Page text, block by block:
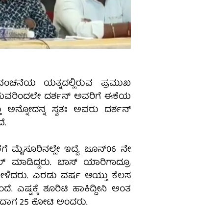
ಯತ್ನದಲ್ಲಿರುವ ಪ್ರಮುಖ
ದರ್ಶನ್ ಅವರಿಗೆ ಈಕೆಯ
ಸ್ವತಃ ಅವರು ದರ್ಶನ್
ಇದ್ದೆ. ಜೂನ್‌06 ನೇ
ಬಾಸ್ ಯಾರಿಗಾದ್ರೂ
ಎರಡು ವರ್ಷ ಆಯ್ತು ಕೆಲಸ
ಶೂರಿಟಿ ಹಾಕಿದ್ದೀನಿ ಅಂತ
25 ಕೋಟಿ ಅಂದರು.